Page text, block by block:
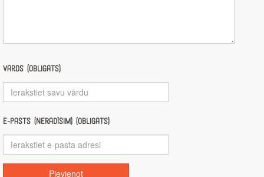
Vārds (obligāts)
E-pasts (nerādīsim) (obligāts)